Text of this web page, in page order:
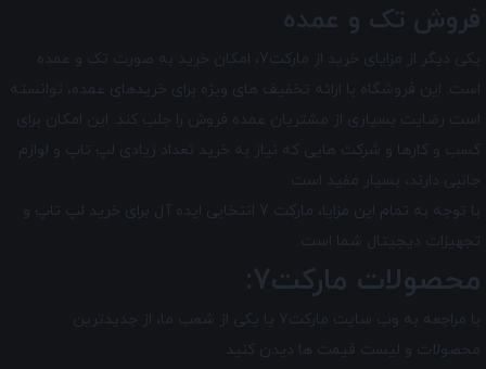
فروش تک و عمده
یکی دیگر از مزایای خرید از مارکت7، امکان خرید به صورت تک و عمده
است. این فروشگاه با ارائه تخفیف های ویژه برای خریدهای عمده، توانسته
است رضایت بسیاری از مشتریان عمده ‌فروش را جلب کند. این امکان برای
کسب و کارها و شرکت‌ هایی که نیاز به خرید تعداد زیادی لپ تاپ و لوازم
جانبی دارند، بسیار مفید است.
با توجه به تمام این مزایا، مارکت 7 انتخابی ایده ‌آل برای خرید لپ ‌تاپ و
تجهیزات دیجیتال شما است.
محصولات مارکت7:
با مراجعه به وب سایت مارکت7 یا یکی از شعب ما، از جدیدترین
محصولات و لیست قیمت ها دیدن کنید.